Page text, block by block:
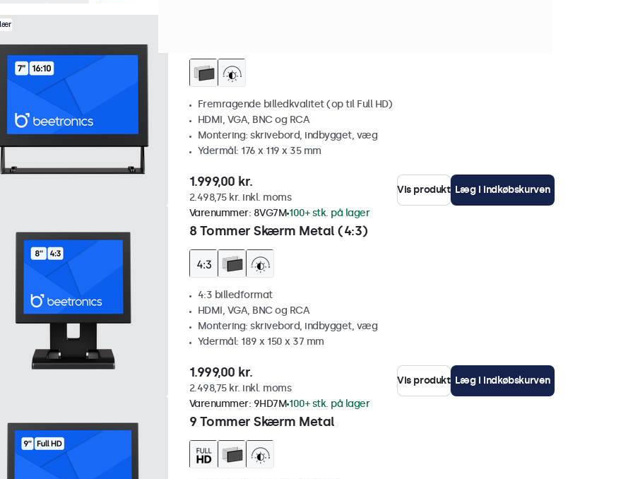
Fremragende billedkvalitet (op til Full HD)
HDMI, VGA, BNC og RCA
Montering: skrivebord, indbygget, væg
Ydermål: 176 x 119 x 35 mm
1.999,00 kr.
2.498,75 kr. inkl. moms
Vis produkt Læg i indkøbskurven
8 Tommer Skærm Metal (4:3)
Varenummer: 8VG7M 100+ stk. på lager
4:3 billedformat
HDMI, VGA, BNC og RCA
Montering: skrivebord, indbygget, væg
Ydermål: 189 x 150 x 37 mm
1.999,00 kr.
2.498,75 kr. inkl. moms
Vis produkt Læg i indkøbskurven
9 Tommer Skærm Metal
Varenummer: 9HD7M 100+ stk. på lager